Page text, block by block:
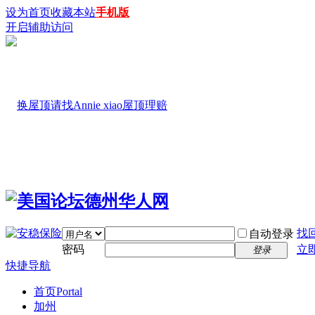
设为首页收藏本站手机版
开启辅助访问
自动登录 找
密码
登录
立
快捷导航
首页Portal
加州